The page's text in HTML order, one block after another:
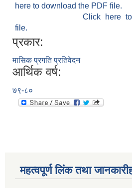
here to download the PDF file.
Click here
file.
प्रकार:
मासिक प्रगति प्रतिवेदन
आर्थिक वर्ष:
७९-८०
महत्वपूर्ण लिंक तथा